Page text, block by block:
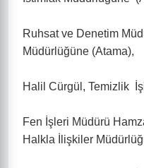
Ruhsat ve Denetim
Müdürlüğüne (Atama),
Halil Cürgül, Temizlik
Fen İşleri Müdürü
Halkla İlişkiler